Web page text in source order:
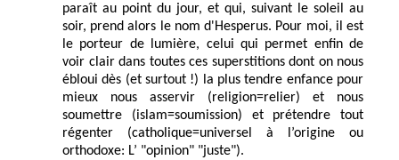
paraît au point du jour, et qui, suivant le soleil au
soir, prend alors le nom d'Hesperus. Pour moi, il est
le porteur de lumière, celui qui permet enfin de
voir clair dans toutes ces superstitions dont on nous
ébloui dès (et surtout !) la plus tendre enfance pour
mieux nous asservir (religion=relier) et nous
soumettre (islam=soumission) et prétendre tout
régenter (catholique=universel à l’origine ou
orthodoxe: L’ "opinion" "juste").